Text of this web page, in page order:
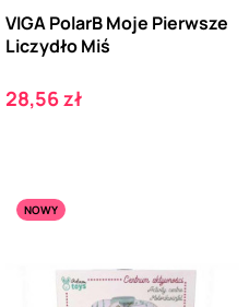
VIGA PolarB Moje Pierwsze
Liczydło Miś
Cena
28,56 zł
NOWY